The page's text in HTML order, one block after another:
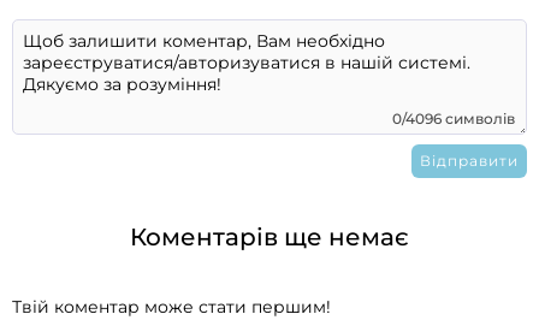
0/4096 символів
Коментарів ще немає
Твій коментар може стати першим!